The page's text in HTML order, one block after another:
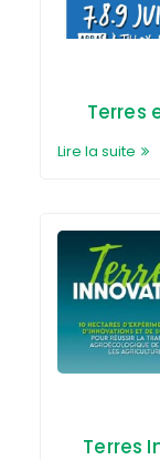
Terres
Lire la suite
Terres